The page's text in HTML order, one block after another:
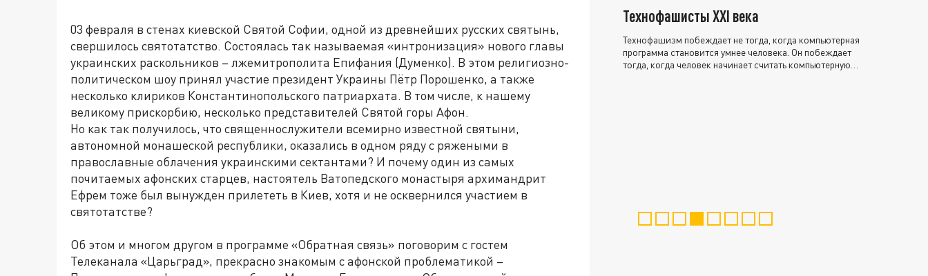
03 февраля в стенах киевской Святой Софии, одной из древнейших русских святынь,
свершилось святотатство. Состоялась так называемая «интронизация» нового главы
украинских раскольников – лжемитрополита Епифания (Думенко). В этом религиозно-
политическом шоу принял участие президент Украины Пётр Порошенко, а также
несколько клириков Константинопольского патриархата. В том числе, к нашему
великому прискорбию, несколько представителей Святой горы Афон.
Но как так получилось, что священнослужители всемирно известной святыни,
автономной монашеской республики, оказались в одном ряду с ряжеными в
православные облачения украинскими сектантами? И почему один из самых
почитаемых афонских старцев, настоятель Ватопедского монастыря архимандрит
Ефрем тоже был вынужден прилететь в Киев, хотя и не осквернился участием в
святотатстве?
Об этом и многом другом в программе «Обратная связь» поговорим с гостем
Телеканала «Царьград», прекрасно знакомым с афонской проблематикой –
Технофашисты XXI века
Технофашизм побеждает не тогда, когда компьютерная
программа становится умнее человека. Он побеждает
тогда, когда человек начинает считать компьютерную